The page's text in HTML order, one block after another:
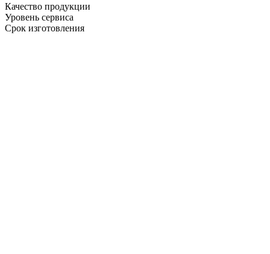
Качество продукции
Уровень сервиса
Срок изготовления